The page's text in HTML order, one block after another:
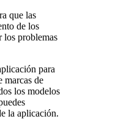
que las
de los
los problemas
para
marcas de
los modelos
la aplicación.